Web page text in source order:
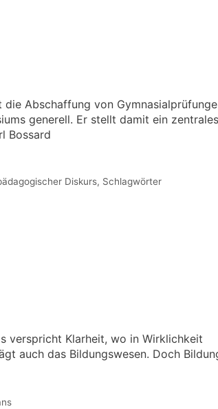
Abschaffung von
generell. Er stellt damit ein zentrales
Bossard
Diskurs, Schlagwörter
verspricht Klarheit, wo in Wirklichkeit
auch das Bildungswesen. Doch